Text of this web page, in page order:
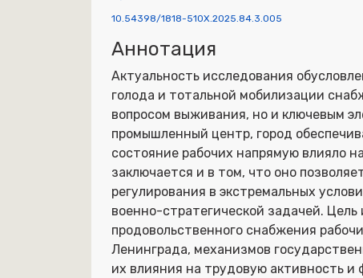
10.54398/1818-510X.2025.84.3.005
Аннотация
Актуальность исследования
голода и тотальной мобилизации
вопросом выживания, но и ключевым
промышленный центр, город
состояние рабочих напрямую влияло
заключается и в том, что оно
регулирования в экстремальных
военно-стратегической задачей.
продовольственного снабжения
Ленинграда, механизмов
их влияния на трудовую активность и